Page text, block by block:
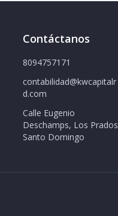
Contáctanos
8094757171
contabilidad@kwcapitalr
d.com
Calle Eugenio
Deschamps, Los Prados
Santo Domingo